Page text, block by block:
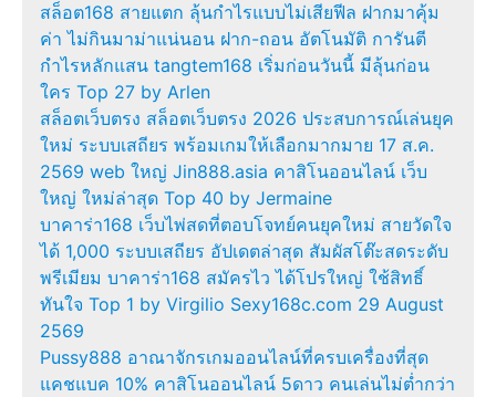
สล็อต168 สายแตก ลุ้นกำไรแบบไม่เสียฟีล ฝากมาคุ้ม
ค่า ไม่กินมาม่าแน่นอน ฝาก-ถอน อัตโนมัติ การันตี
กำไรหลักแสน tangtem168 เริ่มก่อนวันนี้ มีลุ้นก่อน
ใคร Top 27 by Arlen
สล็อตเว็บตรง สล็อตเว็บตรง 2026 ประสบการณ์เล่นยุค
ใหม่ ระบบเสถียร พร้อมเกมให้เลือกมากมาย 17 ส.ค.
2569 web ใหญ่ Jin888.asia คาสิโนออนไลน์ เว็บ
ใหญ่ ใหม่ล่าสุด Top 40 by Jermaine
บาคาร่า168 เว็บไพ่สดที่ตอบโจทย์คนยุคใหม่ สายวัดใจ
ได้ 1,000 ระบบเสถียร อัปเดตล่าสุด สัมผัสโต๊ะสดระดับ
พรีเมียม บาคาร่า168 สมัครไว ได้โปรใหญ่ ใช้สิทธิ์
ทันใจ Top 1 by Virgilio Sexy168c.com 29 August
2569
Pussy888 อาณาจักรเกมออนไลน์ที่ครบเครื่องที่สุด
แคชแบค 10% คาสิโนออนไลน์ 5ดาว คนเล่นไม่ต่ำกว่า